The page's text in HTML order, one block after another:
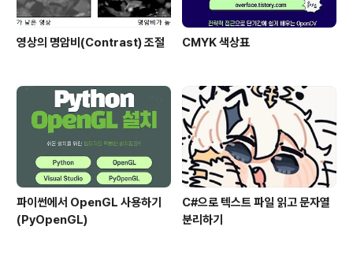
영상의 명암비(Contrast) 조절 CMYK 색상표
파이썬에서 OpenGL 사용하기
(PyOpenGL)
C#으로 텍스트 파일 읽고 문자열
분리하기